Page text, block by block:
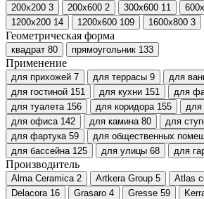
200x200 3 200х600 2 300х600 11
1200х200 14 1200х600 109 1600x800 3
Геометрическая форма
квадрат 80 прямоугольник 133
Применение
для прихожей 7 для террасы 9 для
для гостиной 151 для кухни 151 для
для туалета 156 для коридора 155 для
для офиса 142 для камина 80 для
для фартука 59 для общественных
для бассейна 125 для улицы 68 для
Производитель
Alma Ceramica 2 Artkera Group 5 Atlas
Delacora 16 Grasaro 4 Gresse 59